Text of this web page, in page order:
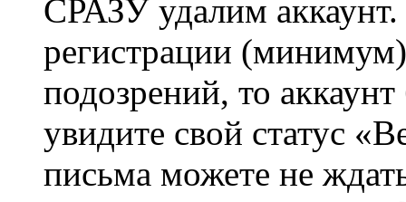
СРАЗУ удалим
регистрации
подозрений, то
увидите свой статус
письма можете не